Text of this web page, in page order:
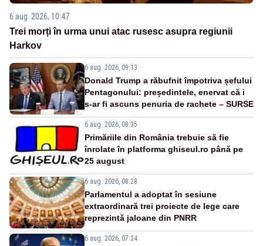
6 aug. 2026, 10:47
Trei morți în urma unui atac rusesc asupra regiunii
Harkov
6 aug. 2026, 09:13
Donald Trump a răbufnit împotriva șefului
Pentagonului: președintele, enervat că i
s-ar fi ascuns penuria de rachete – SURSE
6 aug. 2026, 08:35
Primăriile din România trebuie să fie
înrolate în platforma ghiseul.ro până pe
25 august
6 aug. 2026, 08:28
Parlamentul a adoptat în sesiune
extraordinară trei proiecte de lege care
reprezintă jaloane din PNRR
6 aug. 2026, 07:34